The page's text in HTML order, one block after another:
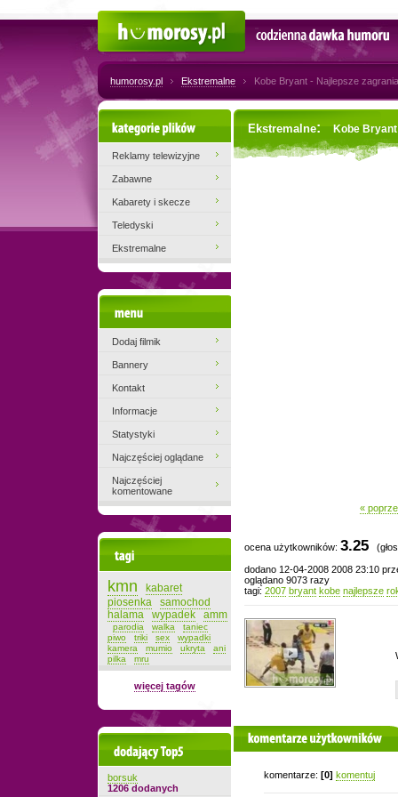
Codzienna dawka humoru
humorosy.pl Ekstremalne Kobe Bryant - Najlepsze
Ekstremalne: Kobe
«
ocena użytkowników: 3.25
dodano 12-04-2008 2008 23:10
oglądano 9073 razy
tagi: 2007 bryant kobe najlepsze
komentarze użytkowników
komentarze: [0] komentuj
Kategorie plików
Reklamy telewizyjne
Zabawne
Kabarety i skecze
Teledyski
Ekstremalne
Dodaj filmik
Bannery
Kontakt
Informacje
Statystyki
Najczęściej oglądane
Najczęściej
komentowane
kmn
kabaret
piosenka
samochod
halama
wypadek amm
parodia walka
taniec
piwo
triki sex
wypadki
kamera
mumio ukryta
ani
pilka
mru
więcej tagów
Dodający top-5
borsuk
1206 dodanych